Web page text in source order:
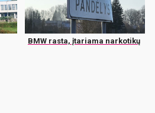
BMW rasta, įtariama narkotikų